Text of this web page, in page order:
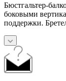
Бюстгальтер-
боковыми
поддержки.